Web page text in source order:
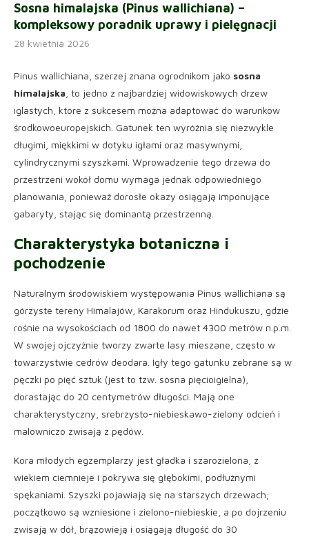
Sosna himalajska (Pinus wallichiana) –
kompleksowy poradnik uprawy i pielęgnacji
28 kwietnia 2026
Pinus wallichiana, szerzej znana ogrodnikom jako sosna
himalajska , to jedno z najbardziej widowiskowych drzew
iglastych, które z sukcesem można adaptować do warunków
środkowoeuropejskich. Gatunek ten wyróżnia się niezwykle
długimi, miękkimi w dotyku igłami oraz masywnymi,
cylindrycznymi szyszkami. Wprowadzenie tego drzewa do
przestrzeni wokół domu wymaga jednak odpowiedniego
planowania, ponieważ dorosłe okazy osiągają imponujące
gabaryty, stając się dominantą przestrzenną.
Charakterystyka botaniczna i
pochodzenie
Naturalnym środowiskiem występowania Pinus wallichiana są
górzyste tereny Himalajów, Karakorum oraz Hindukuszu, gdzie
rośnie na wysokościach od 1800 do nawet 4300 metrów n.p.m.
W swojej ojczyźnie tworzy zwarte lasy mieszane, często w
towarzystwie cedrów deodara. Igły tego gatunku zebrane są w
pęczki po pięć sztuk (jest to tzw. sosna pięcioigielna),
dorastając do 20 centymetrów długości. Mają one
charakterystyczny, srebrzysto-niebieskawo-zielony odcień i
malowniczo zwisają z pędów.
Kora młodych egzemplarzy jest gładka i szarozielona, z
wiekiem ciemnieje i pokrywa się głębokimi, podłużnymi
spękaniami. Szyszki pojawiają się na starszych drzewach;
początkowo są wzniesione i zielono-niebieskie, a po dojrzeniu
zwisają w dół, brązowieją i osiągają długość do 30